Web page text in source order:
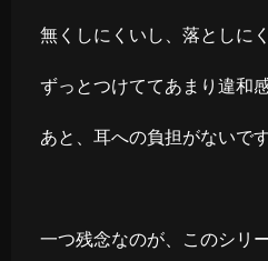
無くしにくいし、落としにく
ずっとつけててあまり違和
あと、耳への負担がないで
一つ残念なのが、このシリ